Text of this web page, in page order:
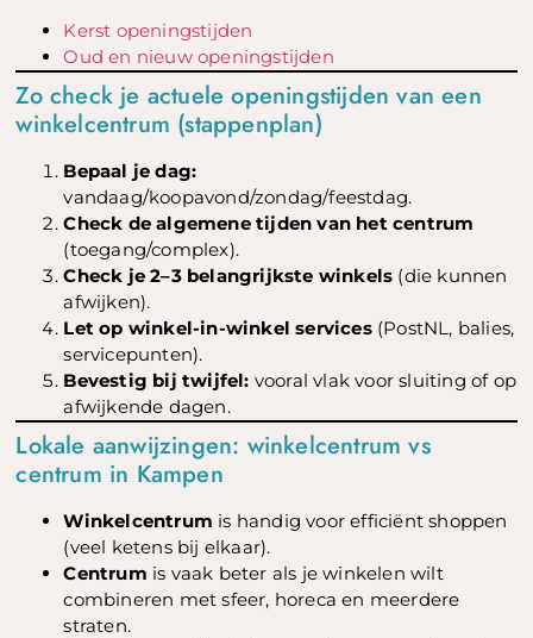
Kerst openingstijden
Oud en nieuw openingstijden
Zo check je actuele openingstijden van een
winkelcentrum (stappenplan)
Bepaal je dag:
vandaag/koopavond/zondag/feestdag.
Check de algemene tijden van het centrum
(toegang/complex).
Check je 2–3 belangrijkste winkels (die kunnen
afwijken).
Let op winkel-in-winkel services(PostNL, balies,
servicepunten).
Bevestig bij twijfel: vooral vlak voor sluiting of op
afwijkende dagen.
Lokale aanwijzingen: winkelcentrum vs
centrum in Kampen
Winkelcentrum is handig voor efficiënt shoppen
(veel ketens bij elkaar).
Centrum is vaak beter als je winkelen wilt
combineren met sfeer, horeca en meerdere
straten.